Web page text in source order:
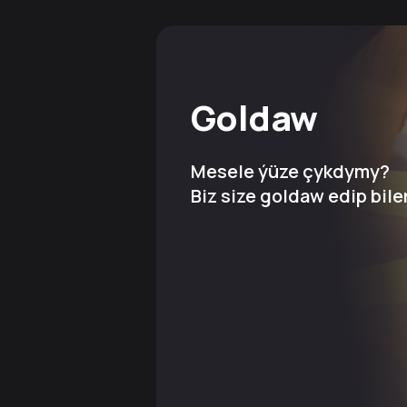
Goldaw
Mesele ýüze çykdymy?
Biz size goldaw edip